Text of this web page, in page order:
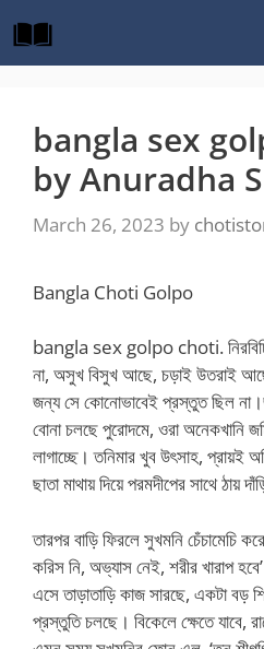
to
content
bangla sex
by Anuradha
March 26, 2023 by
Bangla Choti Golpo
bangla sex golpo choti.
না, অসুখ বিসুখ আছে, চড়াই উতরাই
জন্য সে কোনোভাবেই প্রস্তুত ছিল
বোনা চলছে পুরোদমে, ওরা অনেকখানি
লাগাচ্ছে। তনিমার খুব উৎসাহ, প্রায়ই
ছাতা মাথায় দিয়ে পরমদীপের সাথে ঠায়
তারপর বাড়ি ফিরলে সুখমনি চেঁচামেচি
করিস নি, অভ্যাস নেই, শরীর খারাপ
এসে তাড়াতাড়ি কাজ সারছে, একটা বড়
প্রস্তুতি চলছে। বিকেলে ক্ষেতে যাবে,